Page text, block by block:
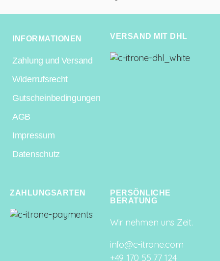
INFORMATIONEN
Zahlung und Versand
Widerrufsrecht
Gutscheinbedingungen
AGB
Impressum
Datenschutz
VERSAND MIT DHL
ZAHLUNGSARTEN PERSÖNLICHE
BERATUNG
Wir nehmen uns Zeit.
info@c-itrone.com
+49 170 55 77 124